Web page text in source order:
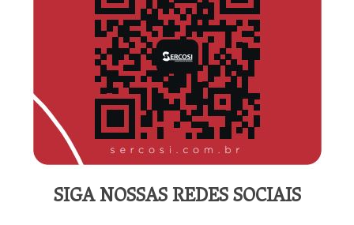
SIGA NOSSAS REDES SOCIAIS